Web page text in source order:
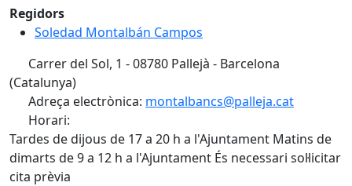
Regidors
Soledad Montalbán Campos
Carrer del Sol, 1 - 08780 Pallejà - Barcelona
(Catalunya)
Adreça electrònica: montalbancs@palleja.cat
Horari:
Tardes de dijous de 17 a 20 h a l'Ajuntament Matins de
dimarts de 9 a 12 h a l'Ajuntament És necessari sol·licitar
cita prèvia